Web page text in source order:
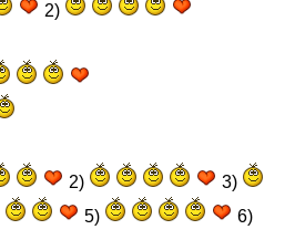
2)
2)
3)
5)
6)